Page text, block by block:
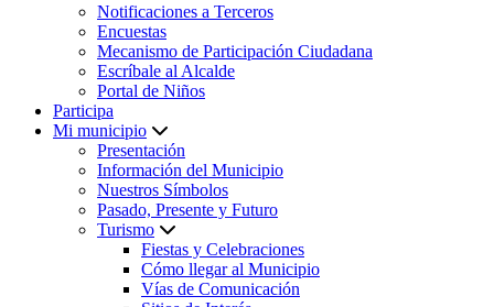
Notificaciones a Terceros
Encuestas
Mecanismo de Participación Ciudadana
Escríbale al Alcalde
Portal de Niños
Participa
Mi municipio
Presentación
Información del Municipio
Nuestros Símbolos
Pasado, Presente y Futuro
Turismo
Fiestas y Celebraciones
Cómo llegar al Municipio
Vías de Comunicación